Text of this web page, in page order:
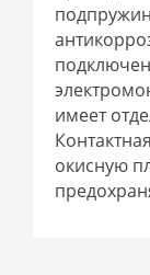
имеет
окисную